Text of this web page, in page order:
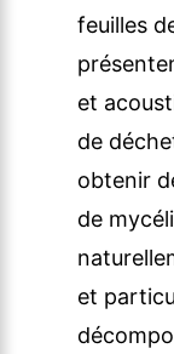
feuilles
et
de
obtenir
de
et